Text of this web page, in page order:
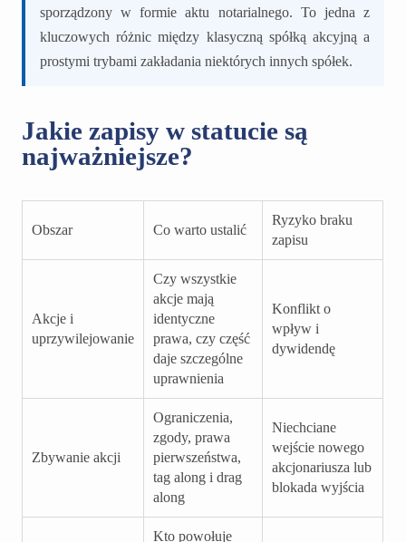
sporządzony w formie aktu notarialnego. To jedna z
kluczowych różnic między klasyczną spółką akcyjną a
prostymi trybami zakładania niektórych innych spółek.
Jakie zapisy w statucie są
najważniejsze?
Obszar Co warto ustalić
Ryzyko braku
zapisu
Akcje i
uprzywilejowanie
Czy wszystkie
akcje mają
identyczne
prawa, czy część
daje szczególne
uprawnienia
Konflikt o
wpływ i
dywidendę
Zbywanie akcji
Ograniczenia,
zgody, prawa
pierwszeństwa,
tag along i drag
along
Niechciane
wejście nowego
akcjonariusza lub
blokada wyjścia
Kto powołuje